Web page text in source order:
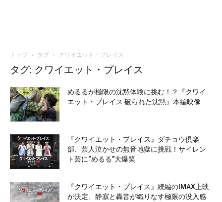
トップ タグ クワイエット・プレイス
タグ: クワイエット・プレイス
めるるが極限の沈黙体験に挑む！？『クワイ
エット・プレイス 破られた沈黙』本編映像
『クワイエット・プレイス』ダチョウ倶楽
部、芸人泣かせの無音地獄に挑戦！サイレン
ト芸に“めるる”大爆笑
『クワイエット・プレイス』続編のIMAX上映
が決定、静寂と轟音が織りなす極限の没入感